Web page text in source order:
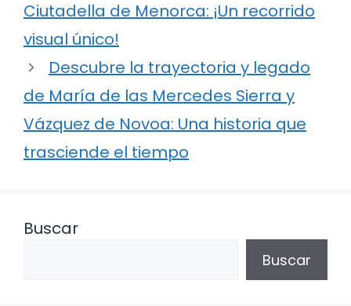
Ciutadella de Menorca: ¡Un recorrido
visual único!
Descubre la trayectoria y legado
de María de las Mercedes Sierra y
Vázquez de Novoa: Una historia que
trasciende el tiempo
Buscar
Buscar